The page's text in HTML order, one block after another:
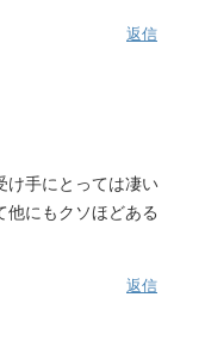
返信
け手にとっては凄い
他にもクソほどある
返信